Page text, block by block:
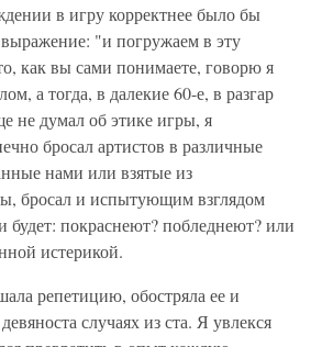
в игру корректнее было бы
выражение: "и погружаем в эту
как вы сами понимаете, говорю я
а тогда, в далекие 60-е, в разгар
не думал об этике игры, я
бросал артистов в различные
нами или взятые из
бросал и испытующим взглядом
будет: покраснеют? побледнеют? или
истерикой.
репетицию, обостряла ее и
случаях из ста. Я увлекся